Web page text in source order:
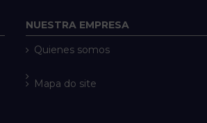
NUESTRA EMPRESA
Quienes somos
Mapa do site